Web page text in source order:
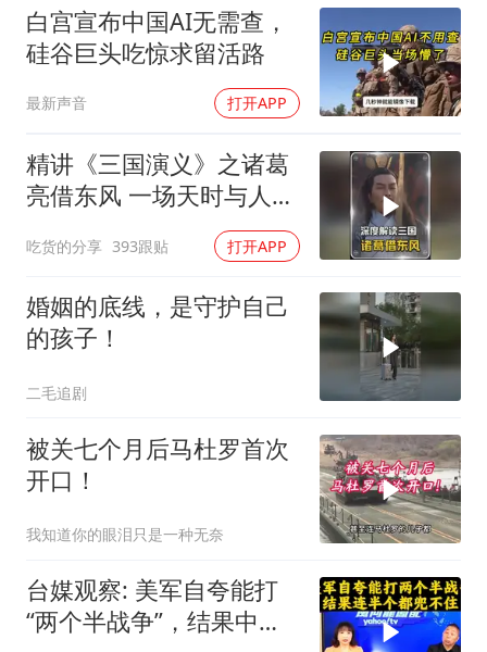
白宫宣布中国AI无需查，
硅谷巨头吃惊求留活路
最新声音 打开APP
精讲《三国演义》之诸葛
亮借东风 一场天时与人性
吃货的分享 393跟贴 打开APP
婚姻的底线，是守护自己
的孩子！
二毛追剧
被关七个月后马杜罗首次
开口！
我知道你的眼泪只是一种无奈
台媒观察: 美军自夸能打
“两个半战争”，结果中东